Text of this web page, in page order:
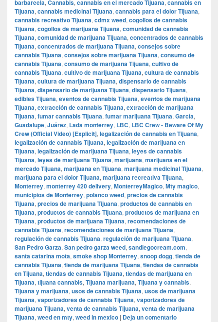
barbareela, Cannabis, cannabis en el mercado Tijuana, cannabis en
Tijuana, cannabis medicinal Tijuana, cannabis para el dolor Tijuana,
cannabis recreativo Tijuana, cdmx weed, cogollos de cannabis
Tijuana, cogollos de marijuana Tijuana, comunidad de cannabis
Tijuana, comunidad de marijuana Tijuana, concentrados de cannabis
Tijuana, concentrados de marijuana Tijuana, consejos sobre
cannabis Tijuana, consejos sobre marijuana Tijuana, consumo de
cannabis Tijuana, consumo de marijuana Tijuana, cultivo de
cannabis Tijuana, cultivo de marijuana Tijuana, cultura de cannabis
Tijuana, cultura de marijuana Tijuana, dispensario de cannabis
Tijuana, dispensario de marijuana Tijuana, dispensario Tijuana,
edibles Tijuana, eventos de cannabis Tijuana, eventos de marijuana
Tijuana, extracción de cannabis Tijuana, extracción de marijuana
Tijuana, fumar cannabis Tijuana, fumar marijuana Tijuana, García,
Guadalupe, Juárez, Lada monterrey, LBC, LBC Crew - Beware Of My
Crew (Official Video) [Explicit], legalización de cannabis en Tijuana,
legalización de cannabis Tijuana, legalización de marijuana en
Tijuana, legalización de marijuana Tijuana, leyes de cannabis
Tijuana, leyes de marijuana Tijuana, marijuana, marijuana en el
mercado Tijuana, marijuana en Tijuana, marijuana medicinal Tijuana,
marijuana para el dolor Tijuana, marijuana recreativa Tijuana,
Monterrey, monterrey 420 delivery, MonterreyMagico, Mty magico,
municipios de Monterrey, polanco weed, precios de cannabis
Tijuana, precios de marijuana Tijuana, productos de cannabis en
Tijuana, productos de cannabis Tijuana, productos de marijuana en
Tijuana, productos de marijuana Tijuana, recomendaciones de
cannabis Tijuana, recomendaciones de marijuana Tijuana,
regulación de cannabis Tijuana, regulación de marijuana Tijuana,
San Pedro Garza, San pedro garza weed, sandiegocream.com,
santa catarina mota, smoke shop Monterrey, snoop dogg, tienda de
cannabis Tijuana, tienda de marijuana Tijuana, tiendas de cannabis
en Tijuana, tiendas de cannabis Tijuana, tiendas de marijuana en
Tijuana, tijuana cannabis, Tijuana marijuana, Tijuana y cannabis,
Tijuana y marijuana, usos de cannabis Tijuana, usos de marijuana
Tijuana, vaporizadores de cannabis Tijuana, vaporizadores de
marijuana Tijuana, venta de cannabis Tijuana, venta de marijuana
Tijuana, weed en mty, weed in mexico | Deja un comentario